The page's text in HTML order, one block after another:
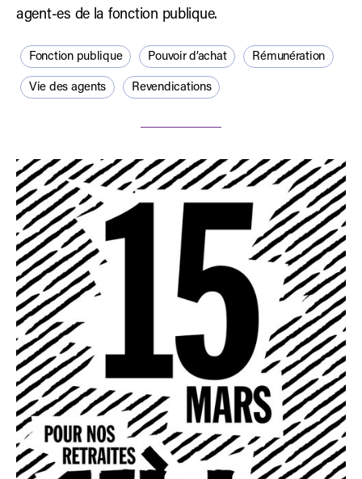
agent-es de la fonction publique.
Fonction publique Pouvoir d’achat Rémunération
Vie des agents Revendications